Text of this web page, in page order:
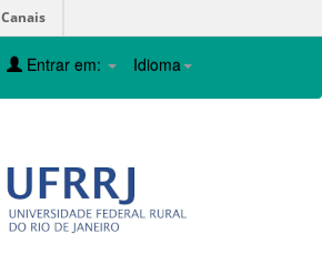
Canais
Idioma
Entrar em: